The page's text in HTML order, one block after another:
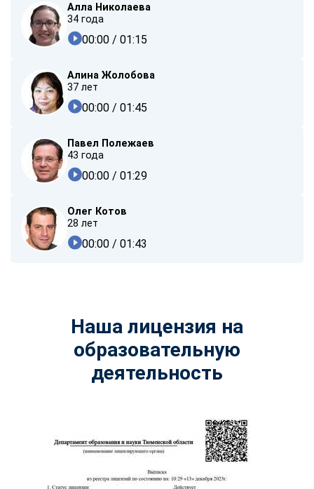
Алла Николаева
34 года
00:00 / 01:15
Алина Жолобова
37 лет
00:00 / 01:45
Павел Полежаев
43 года
00:00 / 01:29
Олег Котов
28 лет
00:00 / 01:43
Наша лицензия на
образовательную
деятельность